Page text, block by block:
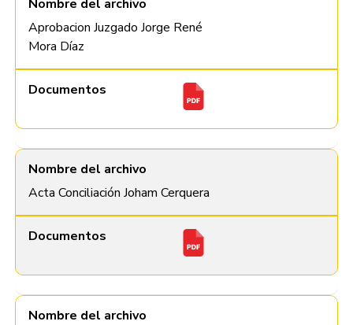
Nombre del archivo
Aprobacion Juzgado Jorge René
Mora Díaz
Documentos
Nombre del archivo
Acta Conciliación Joham Cerquera
Documentos
Nombre del archivo